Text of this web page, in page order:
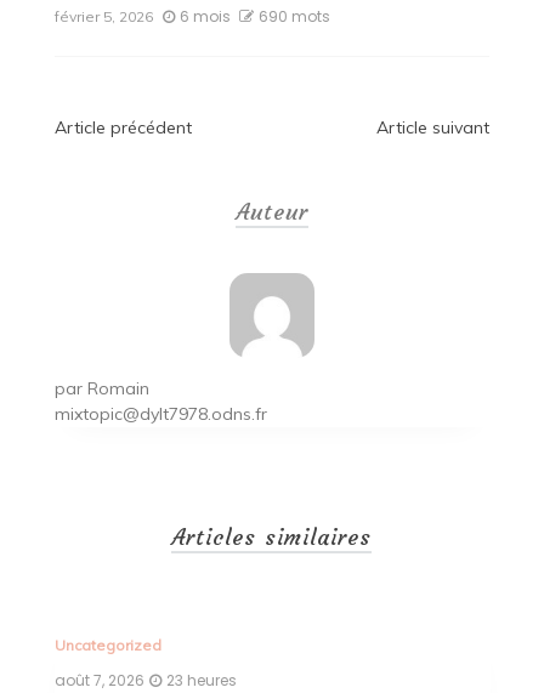
février 5, 2026 6 mois 690 mots
Navigation
Article précédent Article suivant
Auteur
par Romain
mixtopic@dylt7978.odns.fr
Articles similaires
Uncategorized
août 7, 2026 23 heures